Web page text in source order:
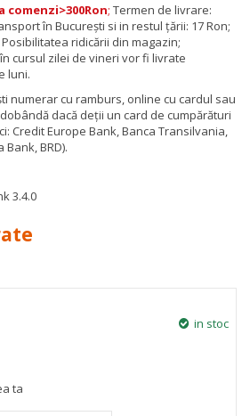
; Termen de livrare:
în București si in restul țării: 17 Ron;
ridicării din magazin;
cursul zilei de vineri vor fi livrate
luni.
numerar cu ramburs, online cu cardul sau
dacă deții un card de cumpărături
Credit Europe Bank, Banca Transilvania,
BRD).
in stoc
ta